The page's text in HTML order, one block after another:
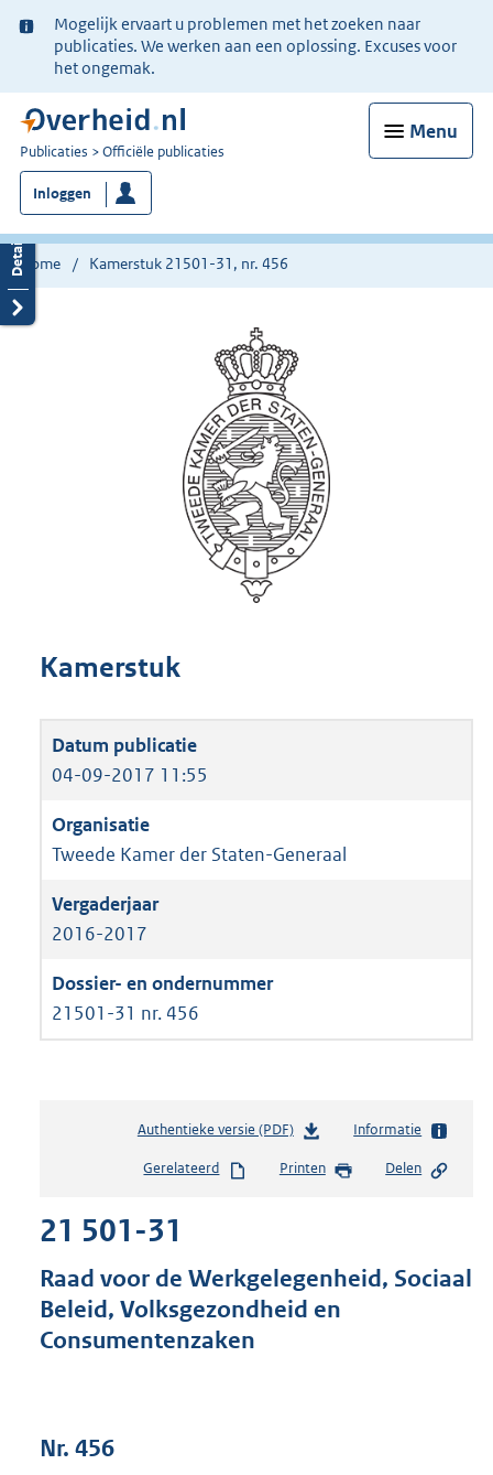
Ter
informatie:
Mogelijk ervaart u problemen met het zoeken naar
publicaties. We werken aan een oplossing. Excuses voor
het ongemak.
Menu
U
bent
nu
hier:
Publicaties Officiële publicaties
Inloggen
Home Kamerstuk 21501-31, nr. 456
Kamerstuk
04-09-2017 11:55
Tweede Kamer der Staten-Generaal
2016-2017
21501-31 nr. 456
Authentieke versie (PDF)b
s
s
g
Informatie
Gerelateerd Printen Delen
21 501-31
Raad voor de Werkgelegenheid, Sociaal
Beleid, Volksgezondheid en
Consumentenzaken
Nr. 456